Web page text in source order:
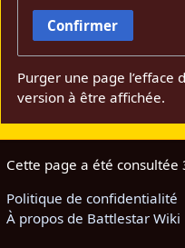
Confirmer
Purger une page l’efface
version à être affichée.
Cette page a été consultée
Politique de confidentialité
À propos de Battlestar Wiki